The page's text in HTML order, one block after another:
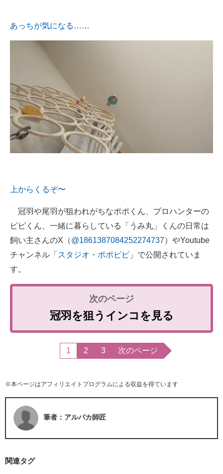
あっちが気になる……
上からくるぞ〜
冠羽や尾羽が狙われがちなポポくん、プロハンターの
ピピくん、一緒に暮らしている「うみ丸」くんの日常は
飼い主さんのX（@1861387084252274737）やYoutube
チャンネル「 スタジオ・ポポピピ 」で公開されていま
す。
冠羽を狙うインコを見る
1 2 3 次のページ
※本ページはアフィリエイトプログラムによる収益を得ています
筆者：アルパカ師匠
関連タグ